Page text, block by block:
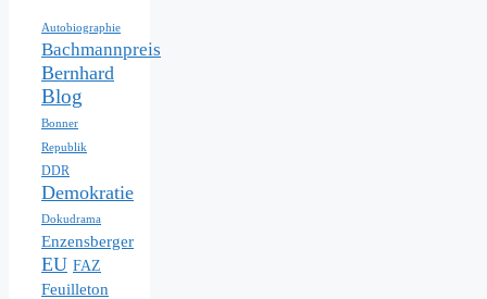
Autobiographie
Bachmannpreis
Bernhard
Blog
Bonner
Republik
DDR
Demokratie
Dokudrama
Enzensberger
EU FAZ
Feuilleton